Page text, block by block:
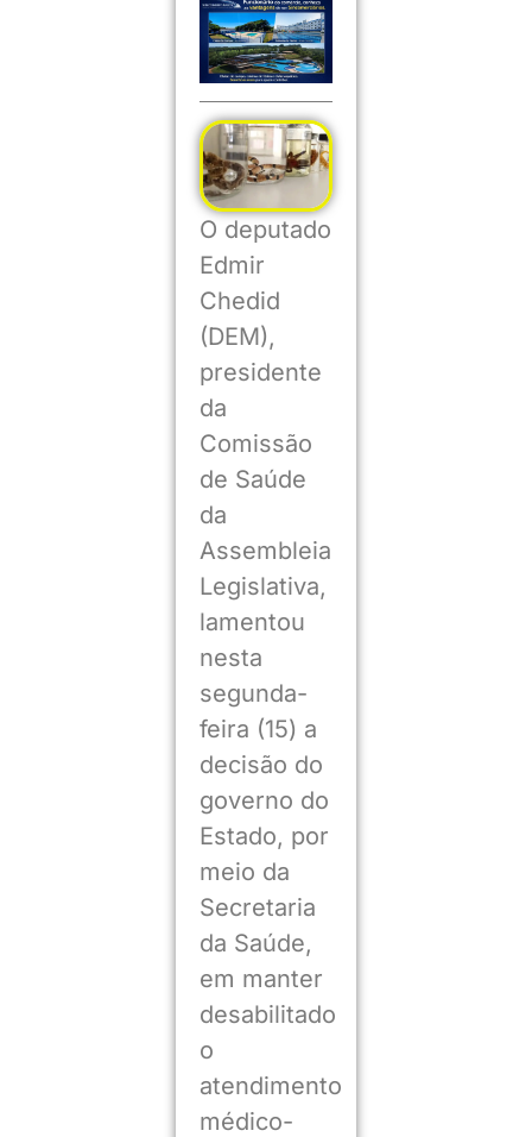
O deputado
Edmir
Chedid
(DEM),
presidente
da
Comissão
de Saúde
da
Assembleia
Legislativa,
lamentou
nesta
segunda-
feira (15) a
decisão do
governo do
Estado, por
meio da
Secretaria
da Saúde,
em manter
desabilitado
o
atendimento
médico-